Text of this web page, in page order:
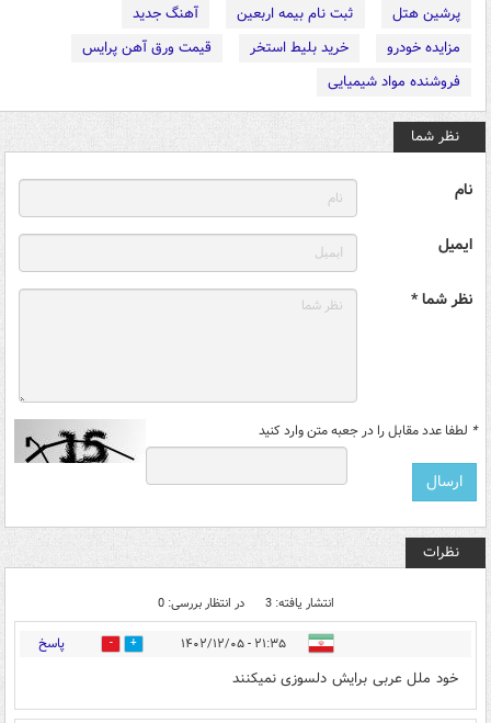
پرشین هتل
ثبت نام بیمه اربعین
آهنگ جدید
مزایده خودرو
خرید بلیط استخر
قیمت ورق آهن پرایس
فروشنده مواد شیمیایی
نظر شما
نام
ایمیل
نظر شما *
* لطفا عدد مقابل را در جعبه متن وارد کنید
نظرات
انتشار یافته: 3 در انتظار بررسی: 0
۲۱:۳۵ - ۱۴۰۲/۱۲/۰۵ 0 پاسخ
خود ملل عربی برایش دلسوزی نمیکنند